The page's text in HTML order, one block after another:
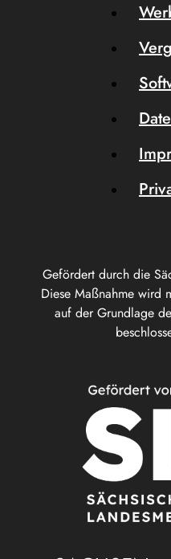
Gefördert durch die
Diese Maßnahme wird
auf der Grundlage